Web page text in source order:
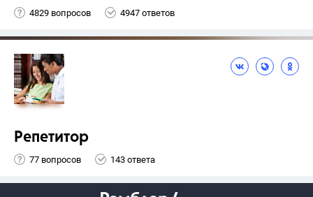
4829 вопросов 4947 ответов
Репетитор
77 вопросов 143 ответа